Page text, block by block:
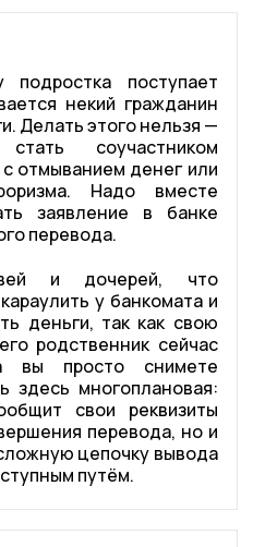
подростка поступает
некий гражданин
Делать этого нельзя —
соучастником
отмыванием денег или
Надо вместе
заявление в банке
перевода.
и дочерей, что
у банкомата и
деньги, так как свою
родственник сейчас
вы просто снимете
здесь многоплановая:
свои реквизиты
перевода, но и
цепочку вывода
путём.